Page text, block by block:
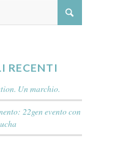
RECENTI
Un marchio.
22gen evento con